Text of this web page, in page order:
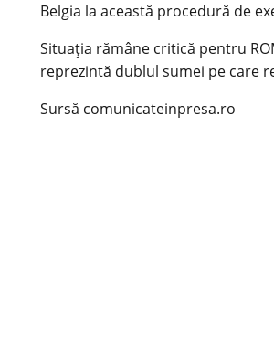
Belgia la această procedură de
Situația rămâne critică pentru
reprezintă dublul sumei pe care
Sursă comunicateinpresa.ro